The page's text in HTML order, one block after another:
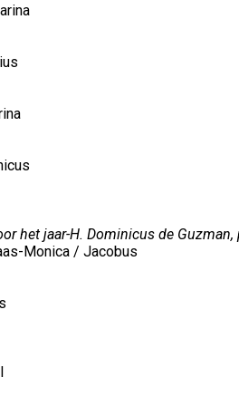
het jaar-H. Dominicus de
Monica / Jacobus